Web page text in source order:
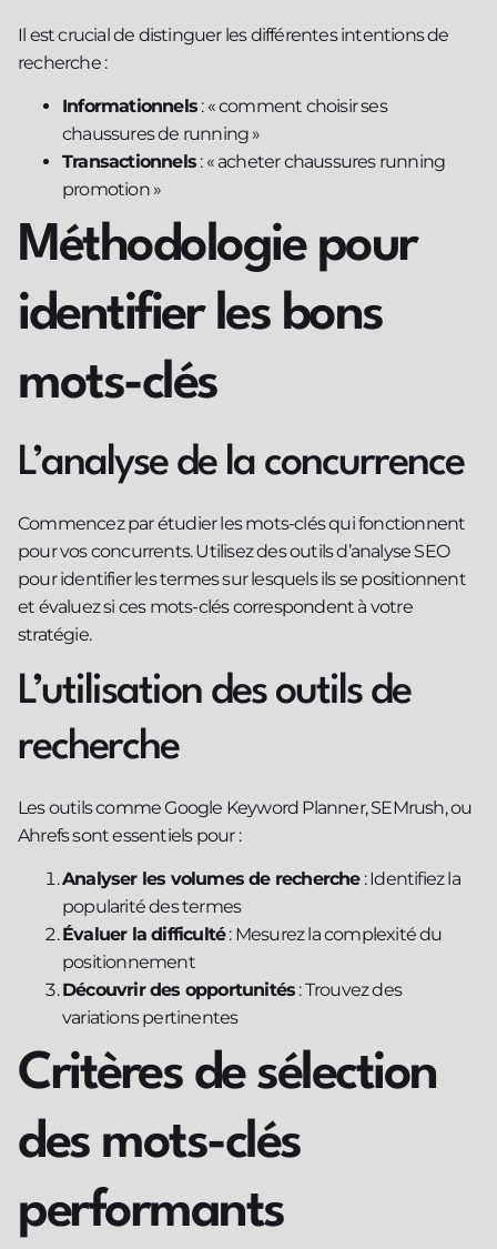
Il est crucial de distinguer les différentes intentions de
recherche :
Informationnels : « comment choisir ses
chaussures de running »
Transactionnels : « acheter chaussures running
promotion »
Méthodologie pour
identifier les bons
mots-clés
L’analyse de la concurrence
Commencez par étudier les mots-clés qui fonctionnent
pour vos concurrents. Utilisez des outils d’analyse SEO
pour identifier les termes sur lesquels ils se positionnent
et évaluez si ces mots-clés correspondent à votre
stratégie.
L’utilisation des outils de
recherche
Les outils comme Google Keyword Planner, SEMrush, ou
Ahrefs sont essentiels pour :
Analyser les volumes de recherche: Identifiez la
popularité des termes
Évaluer la difficulté: Mesurez la complexité du
positionnement
Découvrir des opportunités : Trouvez des
variations pertinentes
Critères de sélection
des mots-clés
performants